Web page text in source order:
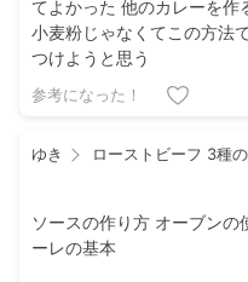
てよかった 他のカレーを作
小麦粉じゃなくてこの方法
つけようと思う
参考になった！
ゆき ローストビーフ 3種
ソースの作り方 オーブンの
ーレの基本